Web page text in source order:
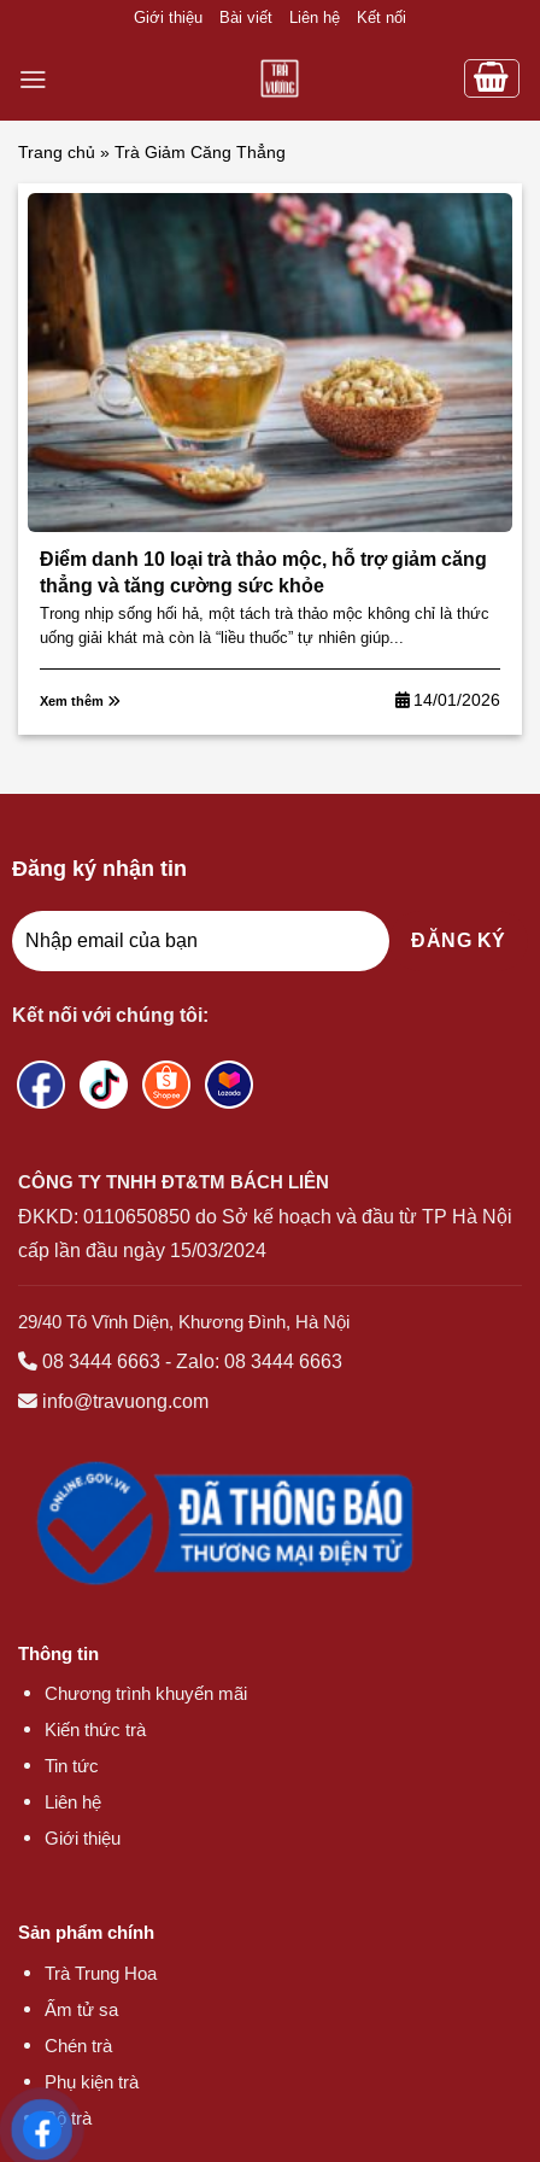
content
Giới thiệu Bài viết Liên hệ Kết nối
Trang chủ » Trà Giảm Căng Thẳng
Điểm danh 10 loại trà thảo mộc, hỗ trợ giảm căng
thẳng và tăng cường sức khỏe
Trong nhịp sống hối hả, một tách trà thảo mộc không chỉ là thức
uống giải khát mà còn là “liều thuốc” tự nhiên giúp...
Xem thêm 14/01/2026
Đăng ký nhận tin
Kết nối với chúng tôi:
CÔNG TY TNHH ĐT&TM BÁCH LIÊN
ĐKKD: 0110650850 do Sở kế hoạch và đầu từ TP Hà Nội
cấp lần đầu ngày 15/03/2024
29/40 Tô Vĩnh Diện, Khương Đình, Hà Nội
08 3444 6663 - Zalo: 08 3444 6663
info@travuong.com
Thông tin
Chương trình khuyến mãi
Kiến thức trà
Tin tức
Liên hệ
Giới thiệu
Sản phẩm chính
Trà Trung Hoa
Ấm tử sa
Chén trà
Phụ kiện trà
Bộ trà